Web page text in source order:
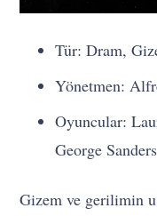
Tür: Dram,
Yönetmen:
Oyuncular:
George Sanders
Gizem ve gerilimin